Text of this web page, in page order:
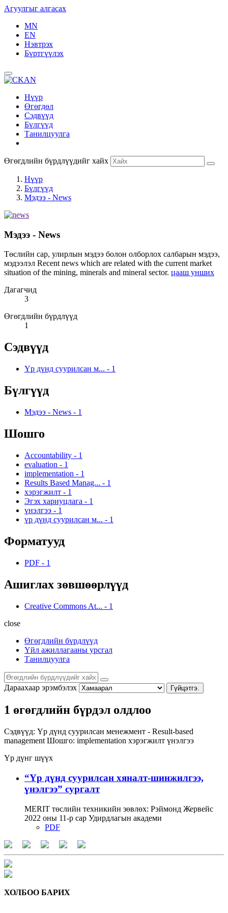
Агуулгыг алгасах
MN
EN
Нэвтрэх
Бүртгүүлэх
Нүүр
Өгөгдөл
Сэдвүүд
Бүлгүүд
Танилцуулга
Өгөгдлийн бүрдлүүдийг хайх
Нүүр
Бүлгүүд
Мэдээ - News
Мэдээ - News
Төслийн сар, улирлын мэдээ болон олборлох салбарын мэдээ,
мэдээлэл Recent news which are related with the current market
situation of the mining, minerals and mineral sector. цааш унших
Дагагчид
3
Өгөгдлийн бүрдлүүд
1
Сэдвүүд
Үр дүнд суурилсан м... - 1
Бүлгүүд
Мэдээ - News - 1
Шошго
Accountability - 1
evaluation - 1
implementation - 1
Results Based Manag... - 1
хэрэгжилт - 1
Эгэх хариуцлага - 1
үнэлгээ - 1
үр дүнд суурилсан м... - 1
Форматууд
PDF - 1
Ашиглах зөвшөөрлүүд
Creative Commons At... - 1
close
Өгөгдлийн бүрдлүүд
Үйл ажиллагааны урсгал
Танилцуулга
Дараахаар эрэмбэлэх Гүйцэтгэ.
1 өгөгдлийн бүрдэл олдлоо
Сэдвүүд: Үр дүнд суурилсан менежмент - Result-based
management Шошго: implementation хэрэгжилт үнэлгээ
Үр дүнг шүүх
“Үр дүнд суурилсан хяналт-шинжилгээ,
үнэлгээ” сургалт
MERIT төслийн техникийн зөвлөх: Рэймонд Жервейс
2022 оны 11-р сар Удирдлагын академи
PDF
ХОЛБОО БАРИХ